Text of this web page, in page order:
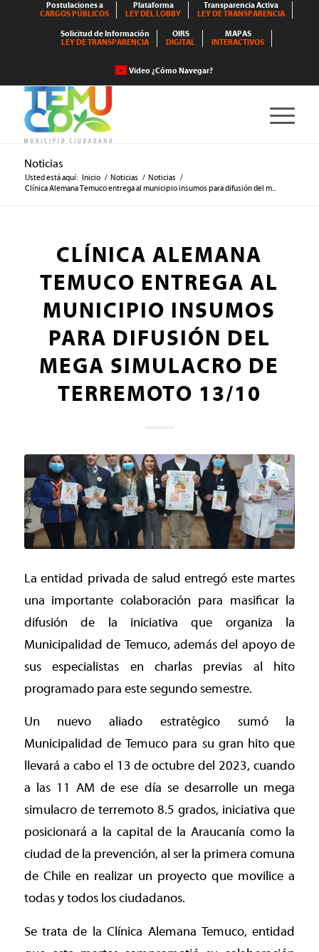
Postulaciones a
CARGOS PÚBLICOS
Plataforma
LEY DEL LOBBY
Transparencia Activa
LEY DE TRANSPARENCIA
Solicitud de Información
LEY DE TRANSPARENCIA
OIRS
DIGITAL
MAPAS
INTERACTIVOS
Video ¿Cómo Navegar?
Noticias
Usted está aquí: Inicio / Noticias / Noticias /
Clínica Alemana Temuco entrega al municipio insumos para difusión del m...
CLÍNICA ALEMANA
TEMUCO ENTREGA AL
MUNICIPIO INSUMOS
PARA DIFUSIÓN DEL
MEGA SIMULACRO DE
TERREMOTO 13/10
La entidad privada de salud entregó este martes
una importante colaboración para masificar la
difusión de la iniciativa que organiza la
Municipalidad de Temuco, además del apoyo de
sus especialistas en charlas previas al hito
programado para este segundo semestre.
Un nuevo aliado estratégico sumó la
Municipalidad de Temuco para su gran hito que
llevará a cabo el 13 de octubre del 2023, cuando
a las 11 AM de ese día se desarrolle un mega
simulacro de terremoto 8.5 grados, iniciativa que
posicionará a la capital de la Araucanía como la
ciudad de la prevención, al ser la primera comuna
de Chile en realizar un proyecto que movilice a
todas y todos los ciudadanos.
Se trata de la Clínica Alemana Temuco, entidad